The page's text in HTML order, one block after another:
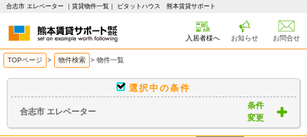
合志市 エレベーター ｜賃貸物件一覧｜ ピタットハウス 熊本賃貸サポート
入居者様へ お知らせ お問合せ
TOPページ > 物件検索 > 物件一覧
選択中の条件
合志市 エレベーター
条件
変更